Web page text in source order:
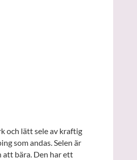
och lätt sele av kraftig
som andas. Selen är
att bära. Den har ett